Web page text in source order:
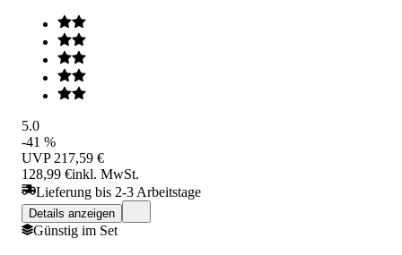
5.0
-41 %
UVP 217,59 €
128,99 €inkl. MwSt.
Lieferung bis 2-3 Arbeitstage
Details anzeigen
Günstig im Set